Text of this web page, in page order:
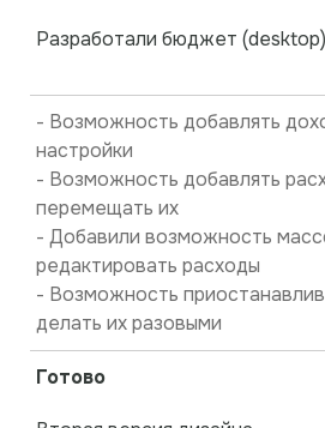
Разработали бюджет (desktop)
- Возможность добавлять
настройки
- Возможность добавлять
перемещать их
- Добавили возможность
редактировать расходы
- Возможность
делать их разовыми
Готово